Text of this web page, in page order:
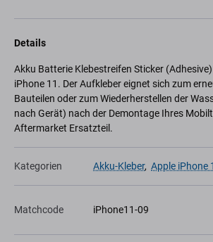
Details
Akku Batterie Klebestreifen Sticker
iPhone 11. Der Aufkleber eignet sich zum
Bauteilen oder zum Wiederherstellen der
nach Gerät) nach der Demontage Ihres
Aftermarket Ersatzteil.
Kategorien Akku-Kleber, Apple iPhone
Matchcode iPhone11-09